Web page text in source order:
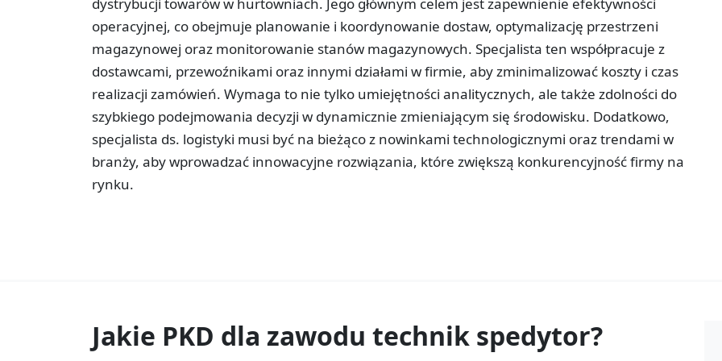
operacyjnej, co obejmuje planowanie i koordynowanie dostaw, optymalizację przestrzeni
magazynowej oraz monitorowanie stanów magazynowych. Specjalista ten współpracuje z
dostawcami, przewoźnikami oraz innymi działami w firmie, aby zminimalizować koszty i czas
realizacji zamówień. Wymaga to nie tylko umiejętności analitycznych, ale także zdolności do
szybkiego podejmowania decyzji w dynamicznie zmieniającym się środowisku. Dodatkowo,
specjalista ds. logistyki musi być na bieżąco z nowinkami technologicznymi oraz trendami w
branży, aby wprowadzać innowacyjne rozwiązania, które zwiększą konkurencyjność firmy na
rynku.
Jakie PKD dla zawodu technik spedytor?